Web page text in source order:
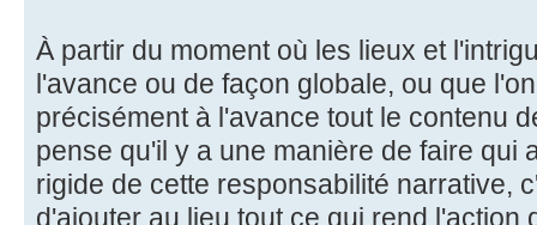
À partir du moment où les lieux et
l'avance ou de façon globale, ou que
précisément à l'avance tout le contenu
pense qu'il y a une manière de faire qui
rigide de cette responsabilité narrative,
d'ajouter au lieu tout ce qui rend l'action